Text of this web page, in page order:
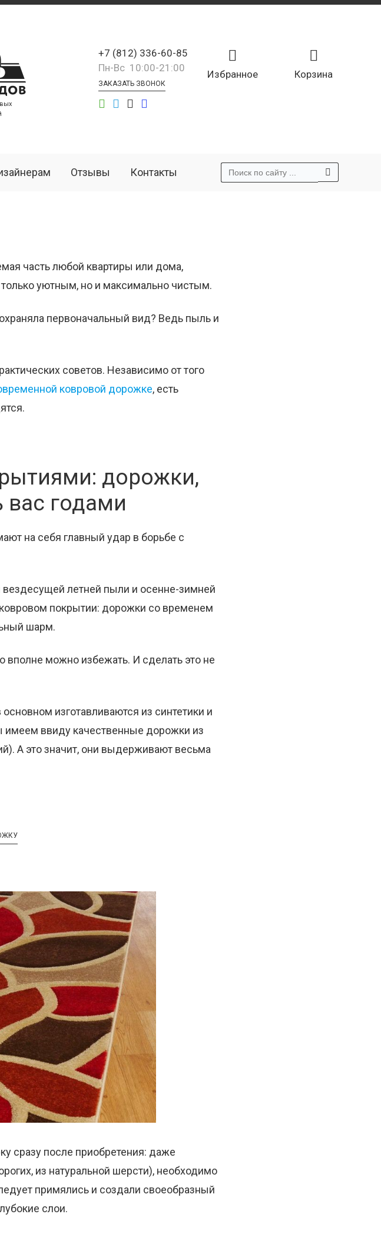
Корзина
Избранное
+7 (812) 336-60-85
Пн-Вс 10:00-21:00
ЗАКАЗАТЬ ЗВОНОК
Отзывы Контакты
часть любой квартиры или дома,
уютным, но и максимально чистым.
первоначальный вид? Ведь пыль и
советов. Независимо от того
ковровой дорожке, есть
дорожки,
вас годами
на себя главный удар в борьбе с
летней пыли и осенне-зимней
покрытии: дорожки со временем
шарм.
вполне можно избежать. И сделать это не
изготавливаются из синтетики и
ввиду качественные дорожки из
А это значит, они выдерживают весьма
сразу после приобретения: даже
из натуральной шерсти), необходимо
примялись и создали своеобразный
слои.